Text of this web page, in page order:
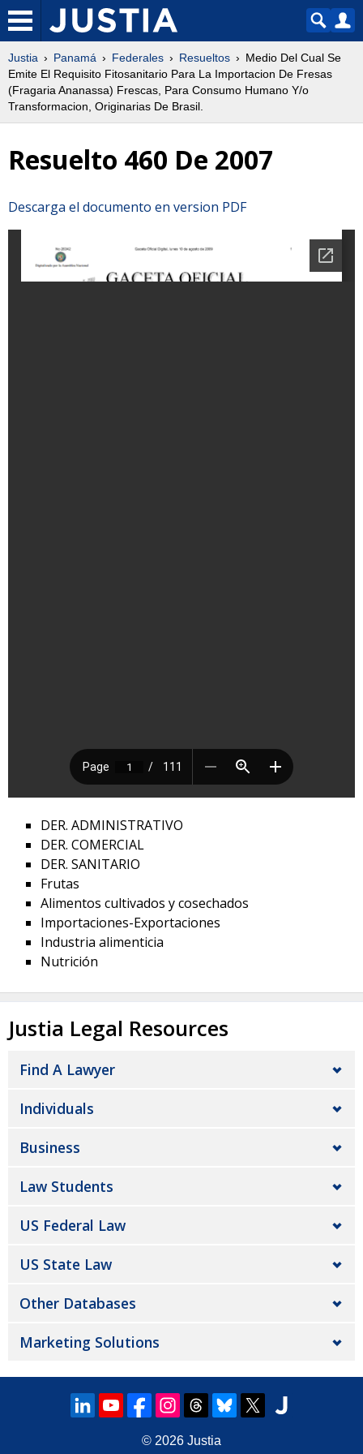
Justia Panamá Federales Resueltos
Medio Del Cual Se
Emite El Requisito Fitosanitario Para La Importacion De Fresas
(Fragaria Ananassa) Frescas, Para Consumo Humano Y/o
Transformacion, Originarias De Brasil.
Resuelto 460 De 2007
Descarga el documento en version PDF
DER. ADMINISTRATIVO
DER. COMERCIAL
DER. SANITARIO
Frutas
Alimentos cultivados y cosechados
Importaciones-Exportaciones
Industria alimenticia
Nutrición
Justia Legal Resources
Find A Lawyer
Individuals
Business
Law Students
US Federal Law
US State Law
Other Databases
Marketing Solutions
© 2026 Justia